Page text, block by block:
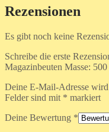
Rezensionen
Es gibt noch keine
Schreibe die erste
Magazinbeuten Masse:
Deine E-Mail-Adresse
Felder sind mit * markiert
Deine Bewertung *